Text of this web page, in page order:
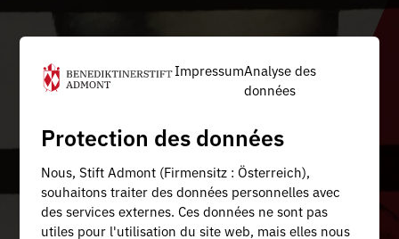
ImpressumAnalyse des
données
Protection des données
Nous, Stift Admont (Firmensitz : Österreich),
souhaitons traiter des données personnelles avec
des services externes. Ces données ne sont pas
utiles pour l'utilisation du site web, mais elles nous